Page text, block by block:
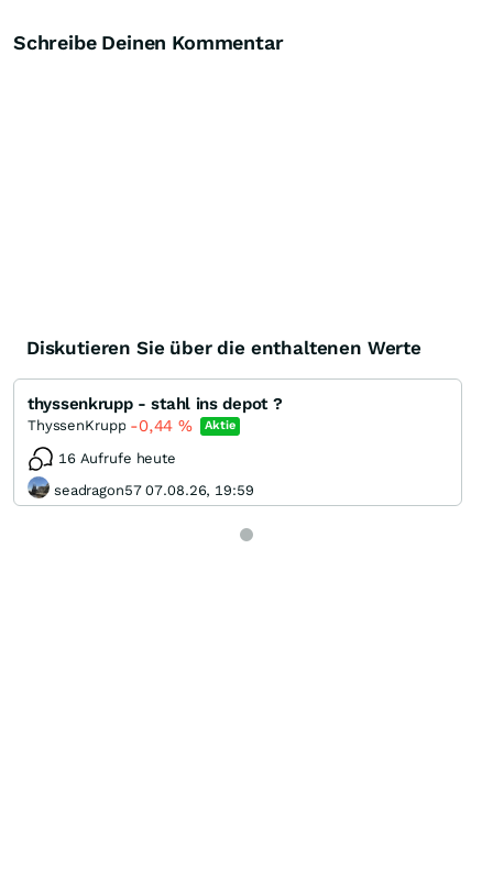
Schreibe Deinen Kommentar
Diskutieren Sie über die enthaltenen Werte
thyssenkrupp - stahl ins depot ?
ThyssenKrupp -0,44 % Aktie
16 Aufrufe heute
seadragon57 07.08.26, 19:59